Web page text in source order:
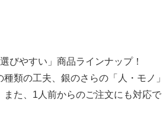
びやすい」商品ラインナップ！
類の工夫、銀のさらの「人・モノ」
た、1人前からのご注文にも対応で